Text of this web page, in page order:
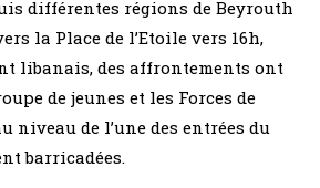
différentes régions de Beyrouth
la Place de l’Etoile vers 16h,
libanais, des affrontements ont
de jeunes et les Forces de
niveau de l’une des entrées du
barricadées.